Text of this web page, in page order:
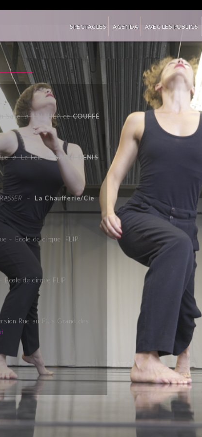
SPECTACLES
» AGENDA
» AVEC LES PUBLICS
Salle à L’ALTHEA deCOUFFÉ
à La Fête deSAINT DENIS
– La Chaufferie/Cie
– Ecole de cirque FLIP
de cirque FLIP
Rue au Plus Grand des